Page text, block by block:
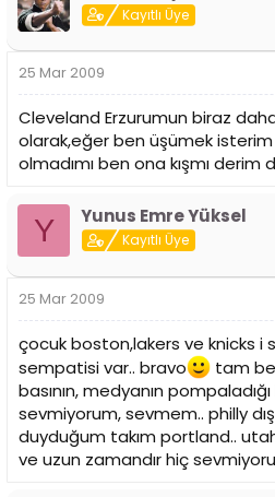
Kayıtlı Üye
25 Mar 2009
Cleveland Erzurumun biraz
olarak,eğer ben üşümek isterim
olmadımı ben ona kışmı derim
Y Yunus Emre Yüksel
Kayıtlı Üye
25 Mar 2009
çocuk boston,lakers ve knicks i
sempatisi var.. bravo
tam
basının, medyanın
sevmiyorum, sevmem.. philly
duyduğum takım portland..
ve uzun zamandır hiç